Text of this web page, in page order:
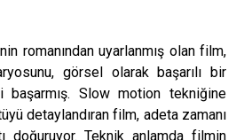
romanından uyarlanmış olan film,
görsel olarak başarılı bir
başarmış. Slow motion tekniğine
detaylandıran film, adeta zamanı
doğuruyor. Teknik anlamda filmin